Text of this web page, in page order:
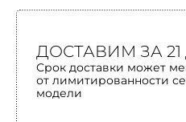
ДОСТАВИМ ЗА
Срок доставки может
от лимитированности
модели